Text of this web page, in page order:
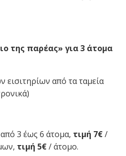
της παρέας» για 3 άτομα
εισιτηρίων από τα ταμεία
3 έως 6 άτομα, τιμή 7€/
τιμή 5€/ άτομο.